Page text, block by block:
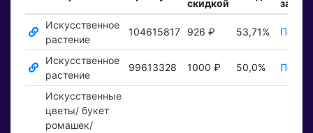
скидкой
Искусственное
растение
104615817 926 ₽ 53,71%
Искусственное
растение
99613328 1000 ₽ 50,0%
Искусственные
цветы/ букет
ромашек/